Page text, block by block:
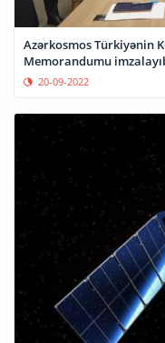
Azərkosmos Türkiyənin
Memorandumu
20-09-2022